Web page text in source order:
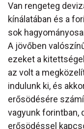
Van rengeteg
kínálatában és a
sok
A jövőben
ezeket a
az volt a
indulunk ki, és
erősödésére
vagyunk forintban,
erősödéssel